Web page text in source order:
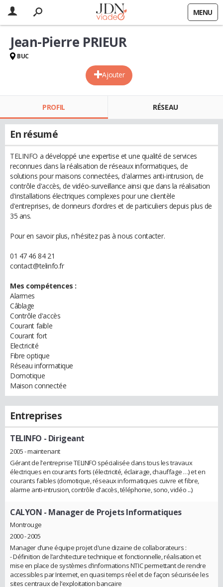
MENU
Ajouter
Jean-Pierre PRIEUR
BUC
PROFIL RÉSEAU
En résumé
TELINFO a développé une expertise et une qualité de services
reconnues dans la réalisation de réseaux informatiques, de
solutions pour maisons connectées, d'alarmes anti-intrusion, de
contrôle d'accès, de vidéo-surveillance ainsi que dans la réalisation
d'installations électriques complexes pour une clientèle
d'entreprises, de donneurs d’ordres et de particuliers depuis plus de
35 ans.
Pour en savoir plus, n'hésitez pas à nous contacter.
01 47 46 84 21
contact@telinfo.fr
Mes compétences :
Alarmes
Câblage
Contrôle d'accès
Courant faible
Courant fort
Electricité
Fibre optique
Réseau informatique
Domotique
Maison connectée
Entreprises
TELINFO - Dirigeant
2005 - maintenant
Gérant de l'entreprise TELINFO spécialisée dans tous les travaux
électriques en courants forts (électricité, éclairage, chauffage …) et en
courants faibles (domotique, réseaux informatiques cuivre et fibre,
alarme anti-intrusion, contrôle d'accès, téléphonie, sono, vidéo ...)
CALYON - Manager de Projets Informatiques
Montrouge
2000 - 2005
Manager d’une équipe projet d'une dizaine de collaborateurs :
- Définition de l’architecture technique et fonctionnelle, réalisation et
mise en place de systèmes d’informations NTIC permettant de rendre
accessibles par Internet, en quasi temps réel et de façon sécurisée les
sites centraux de l’exploitation bancaire